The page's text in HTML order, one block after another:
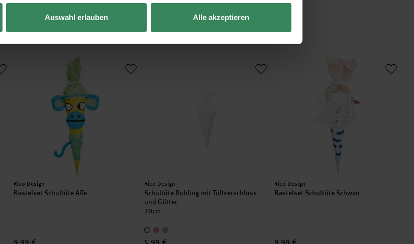
Auswahl erlauben Alle akzeptieren
Kaufempfehlung
Bastelset Schultüte Affe
Hersteller:
Rico Design
Bastelset Schultüte Affe
Hersteller:
Rico Design
Schultüte Rohling mit Tüllverschluss
und Glitter
20cm
Hersteller:
Rico Design
Bastelset Schultüte Schwan